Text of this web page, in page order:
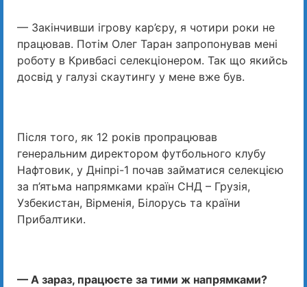
— Закінчивши ігрову кар’єру, я чотири роки не
працював. Потім Олег Таран запропонував мені
роботу в Кривбасі селекціонером. Так що якийсь
досвід у галузі скаутингу у мене вже був.
Після того, як 12 років пропрацював
генеральним директором футбольного клубу
Нафтовик, у Дніпрі-1 почав займатися селекцією
за п’ятьма напрямками країн СНД – Грузія,
Узбекистан, Вірменія, Білорусь та країни
Прибалтики.
— А зараз, працюєте за тими ж напрямками?